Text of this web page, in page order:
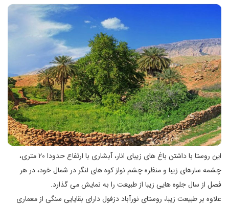
این روستا با داشتن باغ های زیبای انار، آبشاری با ارتفاع حدودا ۲۰ متری،
چشمه سارهای زیبا و منظره چشم نواز کوه های لنگر در شمال خود، در هر
فصل از سال جلوه هایی زیبا از طبیعت را به نمایش می گذارد.
علاوه بر طبیعت زیبا، روستای نورآباد دزفول دارای بقایایی سنگی از معماری